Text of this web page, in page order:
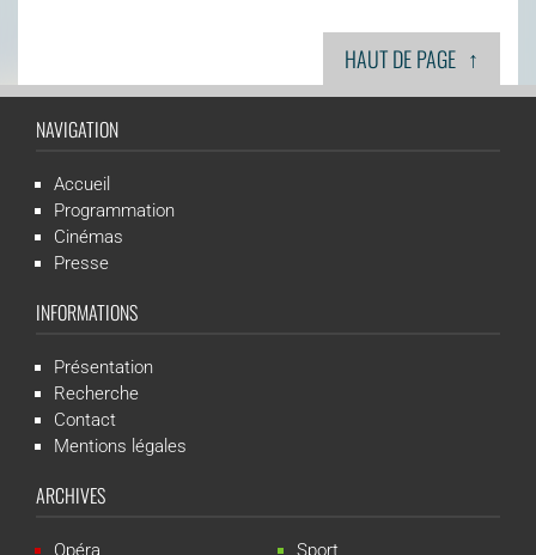
HAUT DE PAGE ↑
NAVIGATION
Accueil
Programmation
Cinémas
Presse
INFORMATIONS
Présentation
Recherche
Contact
Mentions légales
ARCHIVES
Opéra Sport